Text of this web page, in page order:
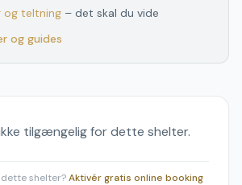
og teltning – det skal du vide
og guides
tilgængelig for dette shelter.
shelter?Aktivér gratis online booking